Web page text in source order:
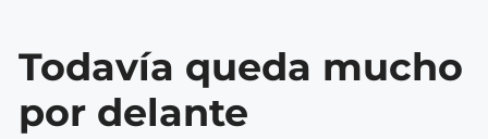
Todavía queda mucho
por delante